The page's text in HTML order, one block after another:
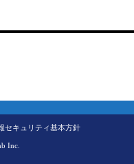
セキュリティ基本方針
Inc.